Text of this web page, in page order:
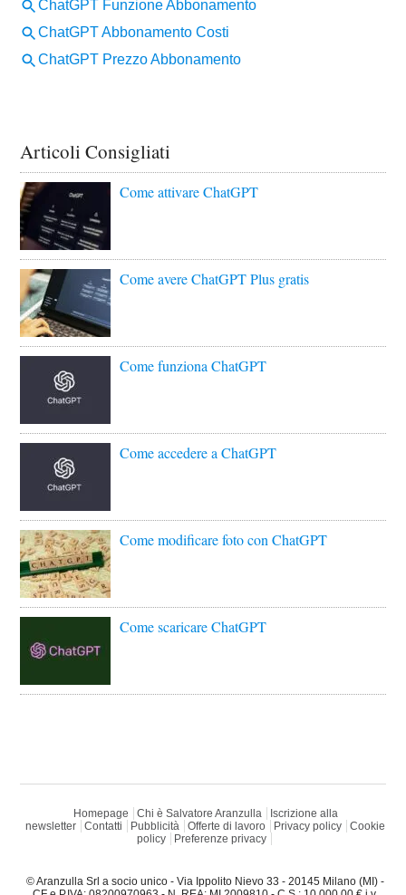
Articoli Consigliati
Come attivare ChatGPT
Come avere ChatGPT Plus gratis
Come funziona ChatGPT
Come accedere a ChatGPT
Come modificare foto con ChatGPT
Come scaricare ChatGPT
Homepage Chi è Salvatore Aranzulla
Iscrizione alla
newsletter
Contatti Pubblicità Offerte di lavoro Privacy policy
Cookie
policy
Preferenze privacy
© Aranzulla Srl a socio unico - Via Ippolito Nievo 33 - 20145 Milano (MI) -